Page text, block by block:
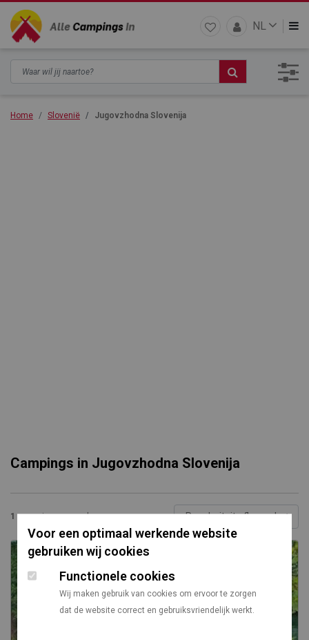
Voor een optimaal werkende website
gebruiken wij cookies
Functionele cookies
Wij maken gebruik van cookies om ervoor te zorgen
dat de website correct en gebruiksvriendelijk werkt.
NL
Home Slovenië Jugovzhodna Slovenija
Campings in Jugovzhodna Slovenija
1 campings gevonden